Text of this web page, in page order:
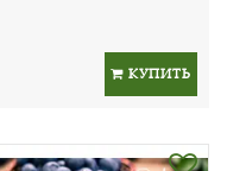
КУПИТЬ